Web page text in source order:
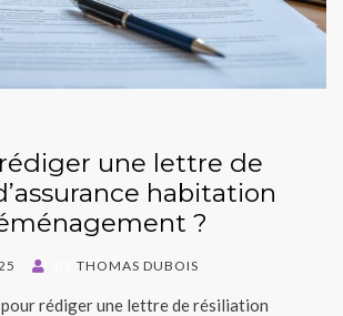
une lettre de
habitation
?
THOMAS DUBOIS
rédiger une lettre de résiliation